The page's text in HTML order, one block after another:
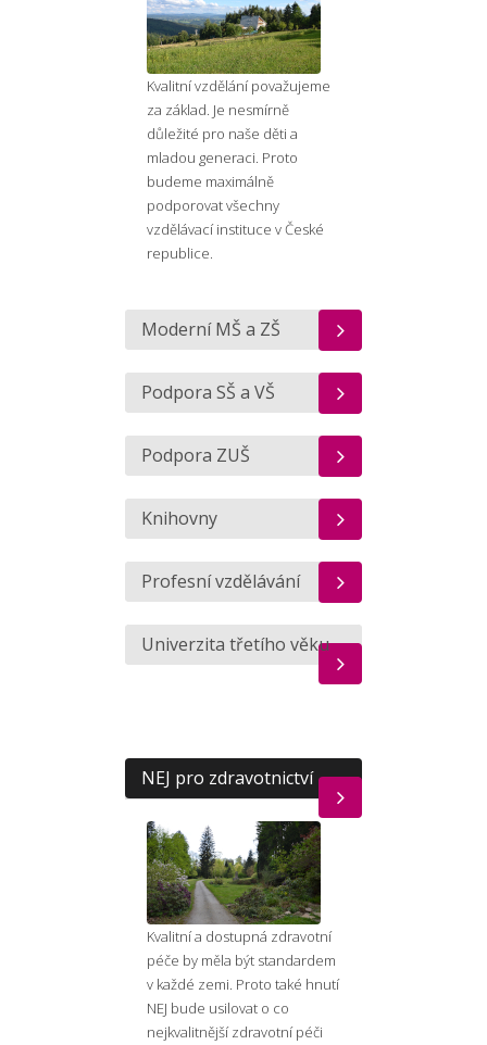
Kvalitní vzdělání považujeme
za základ. Je nesmírně
důležité pro naše děti a
mladou generaci. Proto
budeme maximálně
podporovat všechny
vzdělávací instituce v České
republice.
Moderní MŠ a ZŠ
Podpora SŠ a VŠ
Podpora ZUŠ
Knihovny
Profesní vzdělávání
Univerzita třetího věku
NEJ pro zdravotnictví
Kvalitní a dostupná zdravotní
péče by měla být standardem
v každé zemi. Proto také hnutí
NEJ bude usilovat o co
nejkvalitnější zdravotní péči